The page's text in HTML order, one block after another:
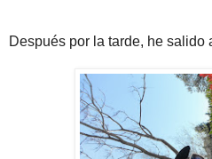
Después por la tarde, he salido